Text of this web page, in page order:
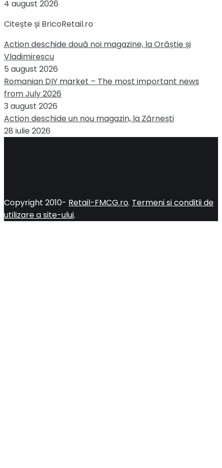
4 august 2026
Citește și BricoRetail.ro
Action deschide două noi magazine, la Orăștie și
Vladimirescu
5 august 2026
Romanian DIY market – The most important news
from July 2026
3 august 2026
Action deschide un nou magazin, la Zărnești
28 iulie 2026
Copyright 2010- Retail-FMCG.ro. Termeni si conditii de
utilizare a site-ului.